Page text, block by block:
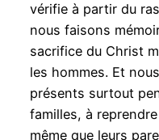
vérifie à partir du
nous faisons
sacrifice du Christ
les hommes. Et
présents surtout
familles, à
même que leurs